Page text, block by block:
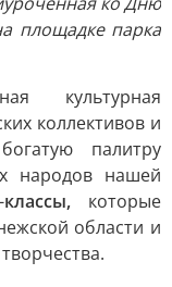
площадке парка
культурная
коллективов и
палитру
народов нашей
классы,которые
области и